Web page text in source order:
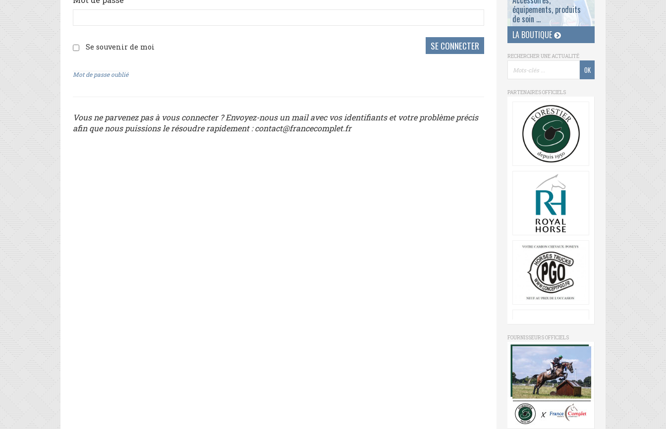
Se souvenir de moi
Mot de passe oublié
Vous ne parvenez pas à vous connecter ? Envoyez-nous un mail avec vos identifiants et votre problème précis
afin que nous puissions le résoudre rapidement : contact@francecomplet.fr
équipements, produits
de soin ...
LA BOUTIQUE
RECHERCHER UNE ACTUALITÉ
PARTENAIRES OFFICIELS
FOURNISSEURS OFFICIELS